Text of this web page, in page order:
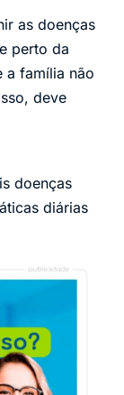
as doenças
perto da
a família não
deve
doenças
diárias